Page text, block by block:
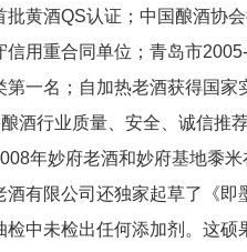
酒QS认证；中国酿酒协会
信用重合同单位；青岛市
第一名；自加热老酒获得国
酿酒行业质量、安全、诚信
年妙府老酒和妙府基地黍
有限公司还独家起草了《
中未检出任何添加剂。这硕